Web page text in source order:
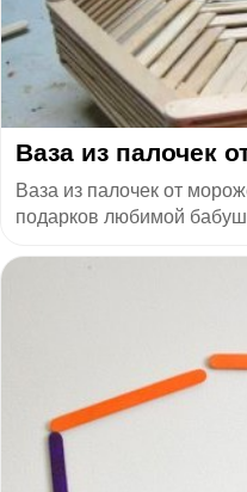
Ваза из палочек
Ваза из палочек от
подарков любимой